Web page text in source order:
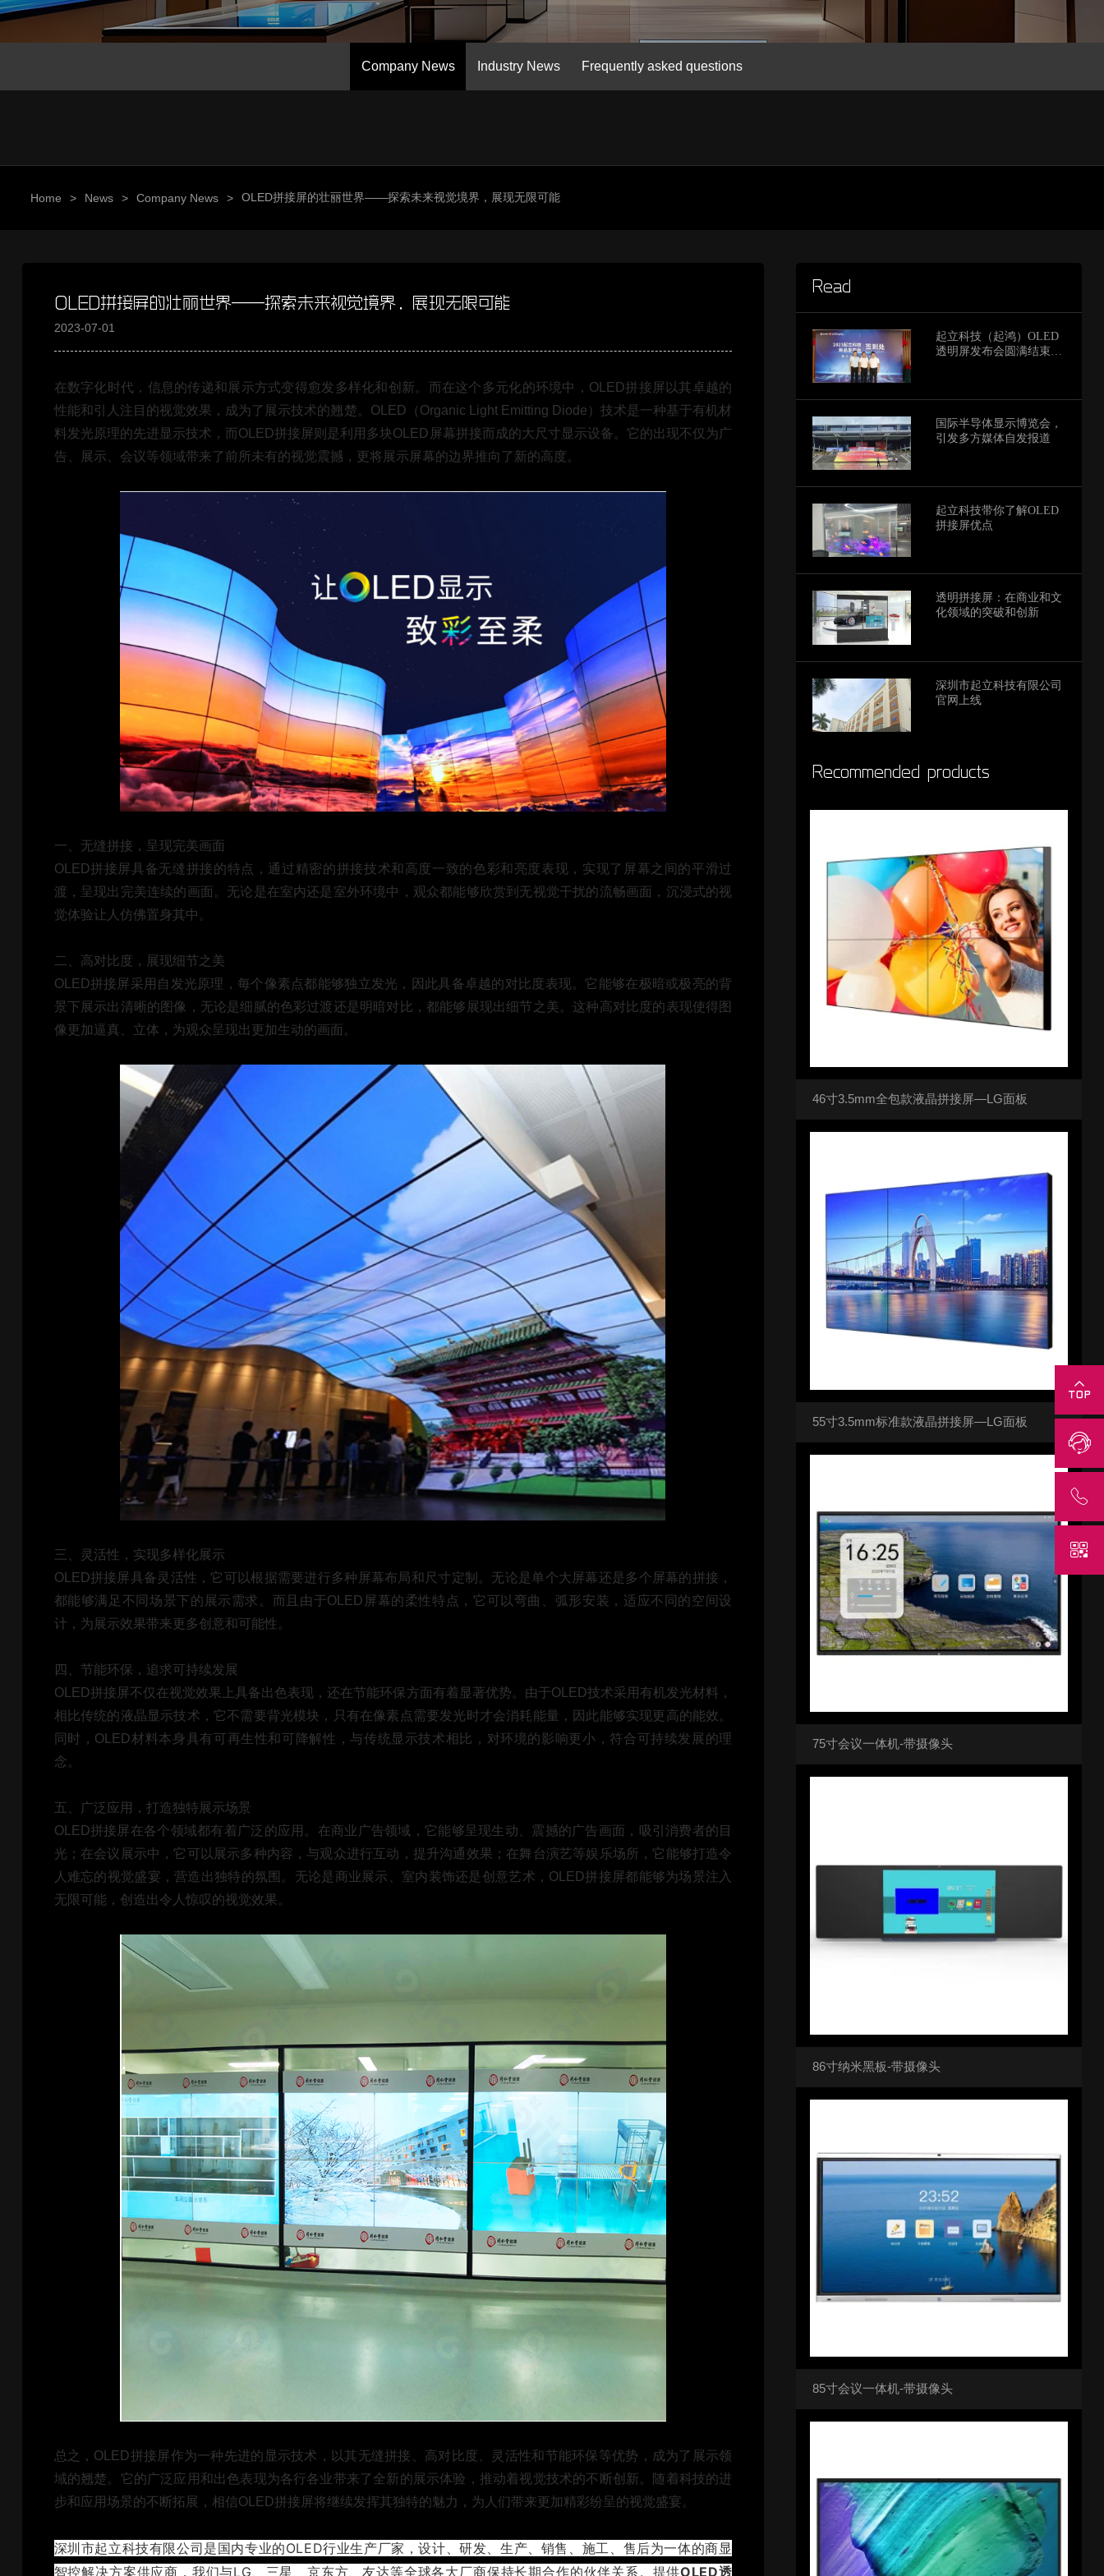
Company News Industry News Frequently asked questions
Home > News > Company News > OLED拼接屏的壮丽世界——探索未来视觉境界，展现无限可能
OLED拼接屏的壮丽世界——探索未来视觉境界，展现无限可能
2023-07-01
在数字化时代，信息的传递和展示方式变得愈发多样化和创新。而在这个多元化的环境中，OLED拼接屏以其卓越的
性能和引人注目的视觉效果，成为了展示技术的翘楚。OLED（Organic Light Emitting Diode）技术是一种基于有机材
料发光原理的先进显示技术，而OLED拼接屏则是利用多块OLED屏幕拼接而成的大尺寸显示设备。它的出现不仅为广
告、展示、会议等领域带来了前所未有的视觉震撼，更将展示屏幕的边界推向了新的高度。
一、无缝拼接，呈现完美画面
OLED拼接屏具备无缝拼接的特点，通过精密的拼接技术和高度一致的色彩和亮度表现，实现了屏幕之间的平滑过
渡，呈现出完美连续的画面。无论是在室内还是室外环境中，观众都能够欣赏到无视觉干扰的流畅画面，沉浸式的视
觉体验让人仿佛置身其中。
二、高对比度，展现细节之美
OLED拼接屏采用自发光原理，每个像素点都能够独立发光，因此具备卓越的对比度表现。它能够在极暗或极亮的背
景下展示出清晰的图像，无论是细腻的色彩过渡还是明暗对比，都能够展现出细节之美。这种高对比度的表现使得图
像更加逼真、立体，为观众呈现出更加生动的画面。
三、灵活性，实现多样化展示
OLED拼接屏具备灵活性，它可以根据需要进行多种屏幕布局和尺寸定制。无论是单个大屏幕还是多个屏幕的拼接，
都能够满足不同场景下的展示需求。而且由于OLED屏幕的柔性特点，它可以弯曲、弧形安装，适应不同的空间设
计，为展示效果带来更多创意和可能性。
四、节能环保，追求可持续发展
OLED拼接屏不仅在视觉效果上具备出色表现，还在节能环保方面有着显著优势。由于OLED技术采用有机发光材料，
相比传统的液晶显示技术，它不需要背光模块，只有在像素点需要发光时才会消耗能量，因此能够实现更高的能效。
同时，OLED材料本身具有可再生性和可降解性，与传统显示技术相比，对环境的影响更小，符合可持续发展的理
念。
五、广泛应用，打造独特展示场景
OLED拼接屏在各个领域都有着广泛的应用。在商业广告领域，它能够呈现生动、震撼的广告画面，吸引消费者的目
光；在会议展示中，它可以展示多种内容，与观众进行互动，提升沟通效果；在舞台演艺等娱乐场所，它能够打造令
人难忘的视觉盛宴，营造出独特的氛围。无论是商业展示、室内装饰还是创意艺术，OLED拼接屏都能够为场景注入
无限可能，创造出令人惊叹的视觉效果。
总之，OLED拼接屏作为一种先进的显示技术，以其无缝拼接、高对比度、灵活性和节能环保等优势，成为了展示领
域的翘楚。它的广泛应用和出色表现为各行各业带来了全新的展示体验，推动着视觉技术的不断创新。随着科技的进
步和应用场景的不断拓展，相信OLED拼接屏将继续发挥其独特的魅力，为人们带来更加精彩纷呈的视觉盛宴。
深圳市起立科技有限公司是国内专业的OLED行业生产厂家，设计、研发、生产、销售、施工、售后为一体的商显
智控解决方案供应商，我们与LG、三星、京东方、友达等全球各大厂商保持长期合作的伙伴关系。提供OLED透
Read
起立科技（起鸿）OLED
透明屏发布会圆满结束，
国际半导体显示博览会，
引发多方媒体自发报道
起立科技带你了解OLED
拼接屏优点
透明拼接屏：在商业和文
化领域的突破和创新
深圳市起立科技有限公司
官网上线
Recommended products
46寸3.5mm全包款液晶拼接屏—LG面板
55寸3.5mm标准款液晶拼接屏—LG面板
75寸会议一体机-带摄像头
86寸纳米黑板-带摄像头
85寸会议一体机-带摄像头